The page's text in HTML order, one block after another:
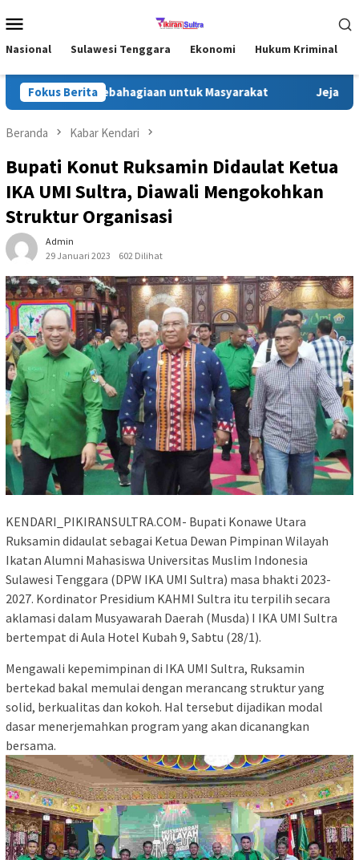
ke
Mobile
Nasional Sulawesi Tenggara Ekonomi Hukum Kriminal
Fokus Berita
Bagikan Kebahagiaan untuk Masyarakat Jejak Kasih
Beranda Kabar Kendari
Bupati Konut Ruksamin Didaulat Ketua
IKA UMI Sultra, Diawali Mengokohkan
Struktur Organisasi
Admin
29 Januari 2023
602 Dilihat
KENDARI_PIKIRANSULTRA.COM- Bupati Konawe Utara
Ruksamin didaulat sebagai Ketua Dewan Pimpinan Wilayah
Ikatan Alumni Mahasiswa Universitas Muslim Indonesia
Sulawesi Tenggara (DPW IKA UMI Sultra) masa bhakti 2023-
2027. Kordinator Presidium KAHMI Sultra itu terpilih secara
aklamasi dalam Musyawarah Daerah (Musda) I IKA UMI Sultra
bertempat di Aula Hotel Kubah 9, Sabtu (28/1).
Mengawali kepemimpinan di IKA UMI Sultra, Ruksamin
bertekad bakal memulai dengan merancang struktur yang
solid, berkualitas dan kokoh. Hal tersebut dijadikan modal
dasar menerjemahkan program yang akan dicanangkan
bersama.